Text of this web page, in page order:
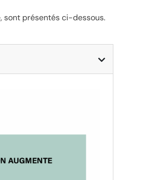
sont présentés ci-dessous.